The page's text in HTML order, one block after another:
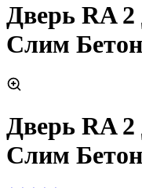
Дверь RA
Слим
Дверь RA
Слим